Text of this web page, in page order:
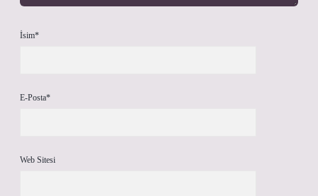
İsim*
E-Posta*
Web Sitesi